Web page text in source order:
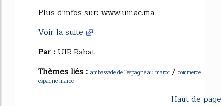
Plus d'infos sur: www.uir.ac.ma
Voir la suite
Par :UIR Rabat
Thèmes liés : ambassade de l'espagne au maroc / commerce
espagne maroc
Haut de page